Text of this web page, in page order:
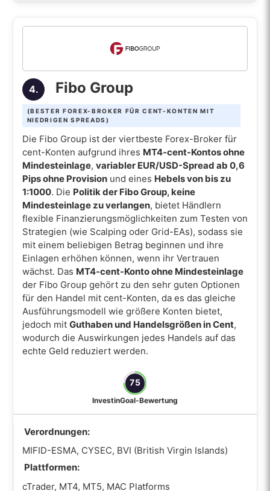
4. Fibo Group
(BESTER FOREX-BROKER FÜR CENT-KONTEN MIT
NIEDRIGEN SPREADS)
Die Fibo Group ist der viertbeste Forex-Broker für
cent-Konten aufgrund ihres MT4-cent-Kontos ohne
Mindesteinlage, variabler EUR/USD-Spread ab 0,6
Pips ohne Provisionund eines Hebels von bis zu
1:1000. Die Politik der Fibo Group, keine
Mindesteinlage zu verlangen, bietet Händlern
flexible Finanzierungsmöglichkeiten zum Testen von
Strategien (wie Scalping oder Grid-EAs), sodass sie
mit einem beliebigen Betrag beginnen und ihre
Einlagen erhöhen können, wenn ihr Vertrauen
wächst. Das MT4-cent-Konto ohne Mindesteinlage
der Fibo Group gehört zu den sehr guten Optionen
für den Handel mit cent-Konten, da es das gleiche
Ausführungsmodell wie größere Konten bietet,
jedoch mit Guthaben und Handelsgrößen in Cent,
wodurch die Auswirkungen jedes Handels auf das
echte Geld reduziert werden.
75
InvestinGoal-Bewertung
Verordnungen:
MIFID-ESMA, CYSEC, BVI (British Virgin Islands)
Plattformen:
cTrader, MT4, MT5, MAC Platforms